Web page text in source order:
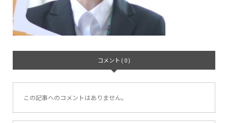
コメント ( 0 )
この記事へのコメントはありません。